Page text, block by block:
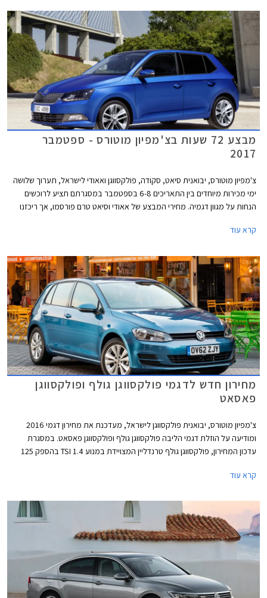
מבצע 72 שעות בצ'מפיון מוטורס - ספטמבר
2017
צ'מפיון מוטורס, יבואנית סיאט, סקודה, פולקסווגן ואאודי לישראל, תערוך שלושה
ימי מכירות מיוחדים בין התאריכים 6-8 בספטמבר במסגרתם תציע לרוכשים
הנחות על מגוון דגמיה. מחירי המבצע של אאודי וסיאט טרם פורסמו, אך ריכזנו
ופולקסווגן.
קרא עוד
מחירון חדש לדגמי פולקסווגן גולף ופולקסווגן
פאסאט
צ'מפיון מוטורס, יבואנית פולקסווגן לישראל, מעדכנת את מחירון דגמי 2016
ומודיעה על הוזלת דגמי הליבה פולקסווגן גולף ופולקסווגן פאסאט. במסגרת
עדכון המחירון, פולקסווגן גולף טרנדליין המצויידת במנוע 1.4 TSI בהספק 125
מהמחיר הקודם שעמד על 148,600 ₪.
קרא עוד